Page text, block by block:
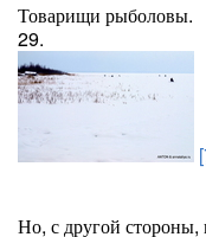
Товарищи рыболовы.
29.
Но, с другой стороны,